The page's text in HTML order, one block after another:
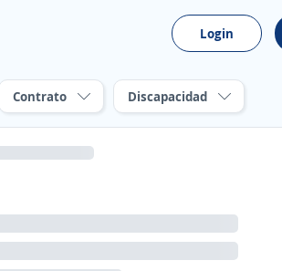
Login
Contrato Discapacidad